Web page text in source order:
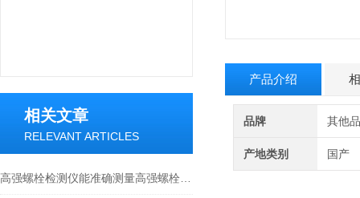
相关文章
RELEVANT ARTICLES
产品介绍
品牌 其他
产地类别 国产